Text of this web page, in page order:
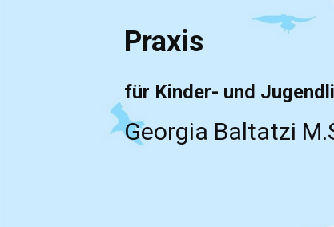
Praxis
für Kinder- und
Georgia Baltatzi